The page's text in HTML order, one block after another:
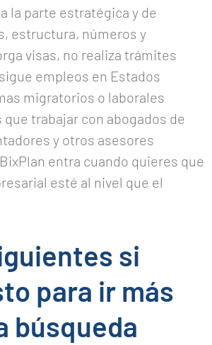
la parte estratégica y de
estructura, números y
visas, no realiza trámites
empleos en Estados
migratorios o laborales
trabajar con abogados de
y otros asesores
entra cuando quieres que
esté al nivel que el
si
para ir más
búsqueda